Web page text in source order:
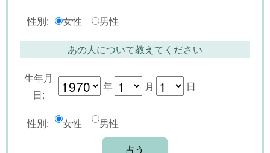
性別: 女性 男性
あの人について教えてください
生年月
日:
年 月 日
性別: 女性 男性